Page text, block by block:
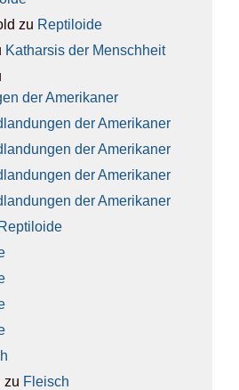
zu Rep­ti­lo­ide
Kathar­sis der Mensch­heit
der Ame­ri­ka­ner
der Ame­ri­ka­ner
der Ame­ri­ka­ner
der Ame­ri­ka­ner
der Ame­ri­ka­ner
Rep­ti­lo­ide
zu Fleisch